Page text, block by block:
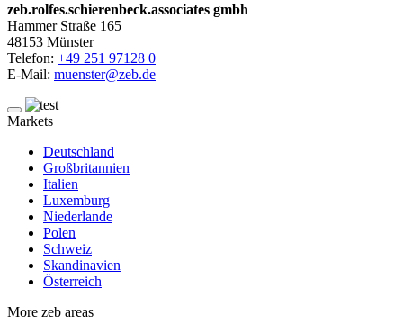
zeb.rolfes.schierenbeck.associates gmbh
Hammer Straße 165
48153 Münster
Telefon: +49 251 97128 0
E-Mail: muenster@zeb.de
Markets
Deutschland
Großbritannien
Italien
Luxemburg
Niederlande
Polen
Schweiz
Skandinavien
Österreich
More zeb areas